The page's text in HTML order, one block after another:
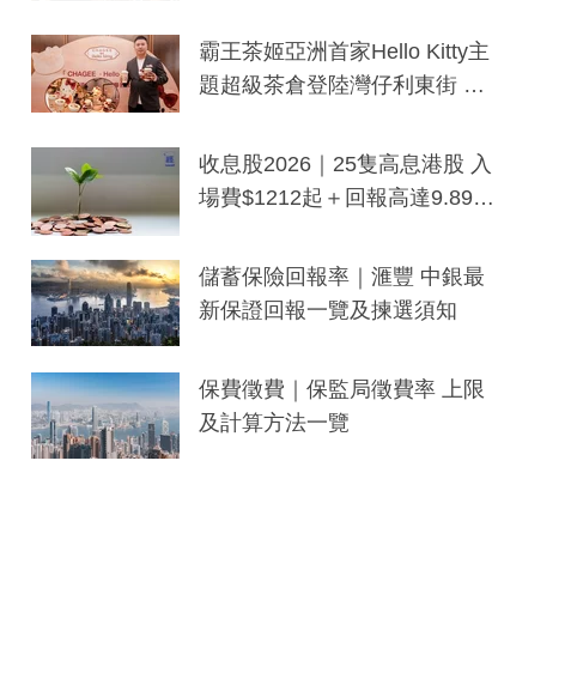
分鐘生成「貼地」宣傳短片
霸王茶姬亞洲首家Hello Kitty主
題超級茶倉登陸灣仔利東街 推
y及香港限定特調系列
收息股2026｜25隻高息港股 入
場費$1212起＋回報高達9.89
儲蓄保險回報率｜滙豐 中銀最
新保證回報一覽及揀選須知
保費徵費｜保監局徵費率 上限
及計算方法一覽